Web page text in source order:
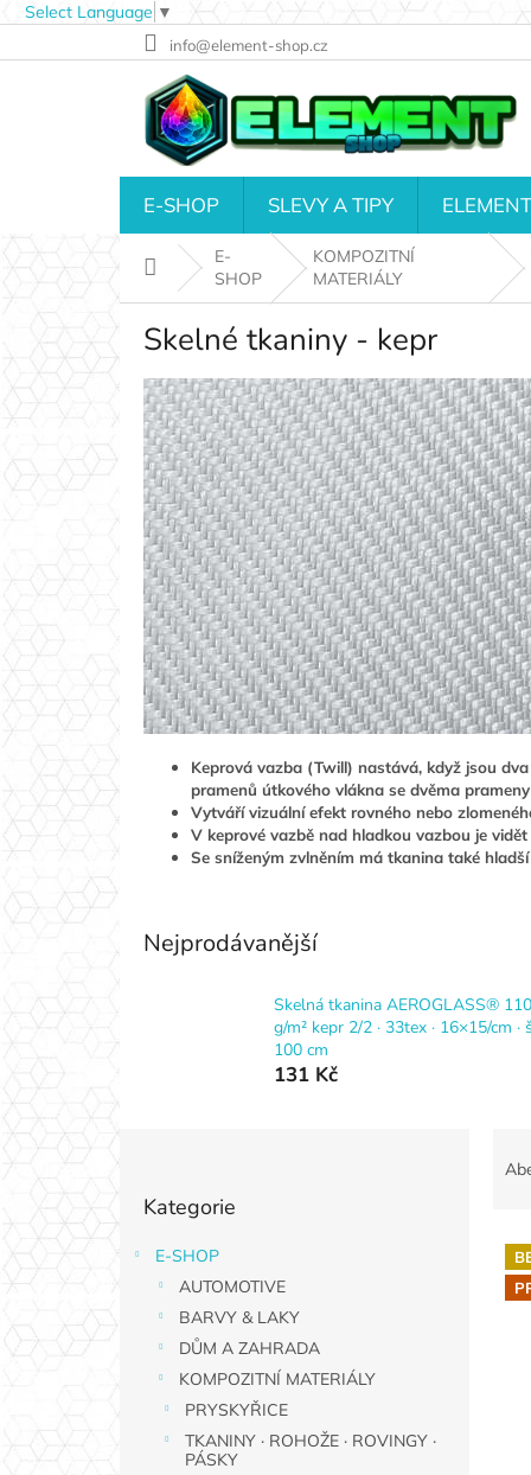
Select Language ▼
na
info@element-shop.cz
E-SHOP SLEVY A TIPY
Domů
E-
SHOP
KOMPOZITNÍ
MATERIÁLY
Skelné tkaniny - kepr
Keprová vazba (Twill) nastává, když jsou
pramenů útkového vlákna se dvěma
Vytváří vizuální efekt rovného nebo
V keprové vazbě nad hladkou vazbou je
Se sníženým zvlněním má tkanina také
Nejprodávanější
Skelná tkanina AEROGLASS® 110
g/m² kepr 2/2 · 33tex · 16×15/cm ·
100 cm
131 Kč
P
o
t
r
kategorie
Kategorie
E-SHOP
AUTOMOTIVE
BARVY & LAKY
DŮM A ZAHRADA
KOMPOZITNÍ MATERIÁLY
PRYSKYŘICE
TKANINY · ROHOŽE · ROVINGY ·
PÁSKY
p
V